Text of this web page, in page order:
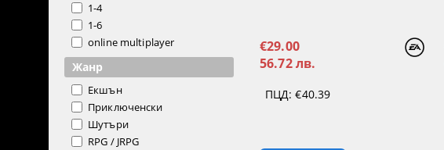
1-4
1-6
online multiplayer
Жанр
Екшън
Приключенски
Шутъри
RPG / JRPG
€29.00
56.72 лв.
ПЦД: €40.39